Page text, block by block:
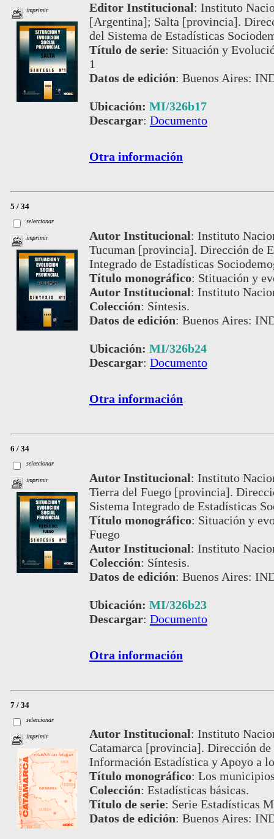
imprimir Editor Institucional: Instituto
[Argentina]; Salta [provincia].
del Sistema de Estadísticas
Título de serie: Situación y
1
Datos de edición: Buenos Aires:
Ubicación: MI/326b17
Descargar: Documento
Otra información
5 / 34
seleccionar
imprimir Autor Institucional: Instituto
Tucuman [provincia]. Dirección de
Integrado de Estadísticas
Título monográfico: Stituación y
Autor Institucional: Instituto
Colección: Síntesis.
Datos de edición: Buenos Aires:
Ubicación: MI/326b24
Descargar: Documento
Otra información
6 / 34
seleccionar
imprimir Autor Institucional: Instituto
Tierra del Fuego [provincia].
Sistema Integrado de Estadísticas
Título monográfico: Situación y
Fuego
Autor Institucional: Instituto
Colección: Síntesis.
Datos de edición: Buenos Aires:
Ubicación: MI/326b23
Descargar: Documento
Otra información
7 / 34
seleccionar
imprimir Autor Institucional: Instituto
Catamarca [provincia]. Dirección de
Información Estadística y Apoyo a
Título monográfico: Los
Colección: Estadísticas básicas.
Título de serie: Serie Estadísticas
Datos de edición: Buenos Aires: